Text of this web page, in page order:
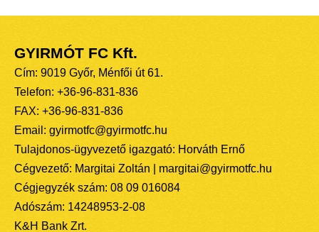
GYIRMÓT FC Kft.
Cím: 9019 Győr, Ménfői út 61.
Telefon: +36-96-831-836
FAX: +36-96-831-836
Email: gyirmotfc@gyirmotfc.hu
Tulajdonos-ügyvezető igazgató: Horváth Ernő
Cégvezető: Margitai Zoltán | margitai@gyirmotfc.hu
Cégjegyzék szám: 08 09 016084
Adószám: 14248953-2-08
K&H Bank Zrt.